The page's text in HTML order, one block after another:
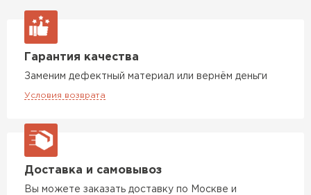
Гарантия качества
Заменим дефектный материал или вернём деньги
Условия возврата
Доставка и самовывоз
Вы можете заказать доставку по Москве и